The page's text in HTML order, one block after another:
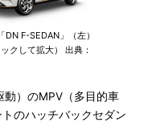
F-SEDAN」（左）
クして拡大） 出典：
）のMPV（多目的車
のハッチバックセダン